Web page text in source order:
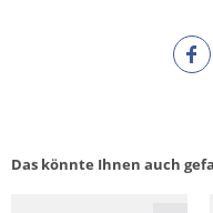
Das könnte Ihnen auch